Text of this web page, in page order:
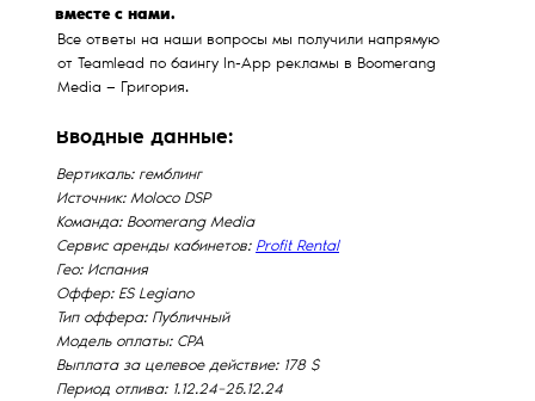
вместе с нами.
Все ответы на наши вопросы мы получили напрямую
от Teamlead по баингу In-App рекламы в Boomerang
Media — Григория.
Вводные данные:
Вертикаль: гемблинг
Источник: Moloco DSP
Команда: Boomerang Media
Сервис аренды кабинетов: Profit Rental
Гео: Испания
Оффер: ES Legiano
Тип оффера: Публичный
Модель оплаты: CPA
Выплата за целевое действие: 178 $
Период отлива: 1.12.24−25.12.24